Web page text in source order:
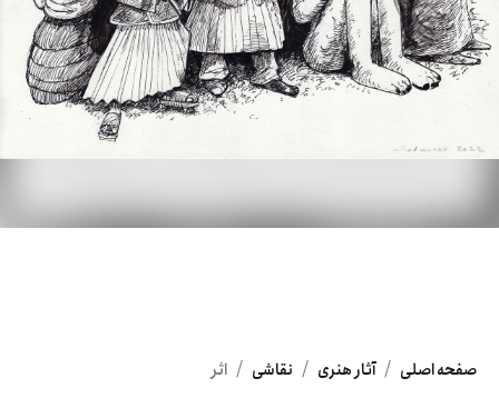
صفحه اصلی / آثار هنری / نقاشی / اثر